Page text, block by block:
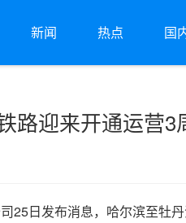
新闻 热点 国
路迎来开通运营3
25日发布消息，哈尔滨至牡